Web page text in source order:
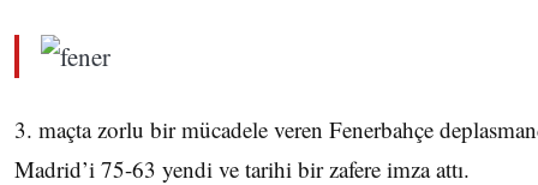
3. maçta zorlu bir mücadele veren Fenerbahçe
Madrid’i 75-63 yendi ve tarihi bir zafere imza attı.